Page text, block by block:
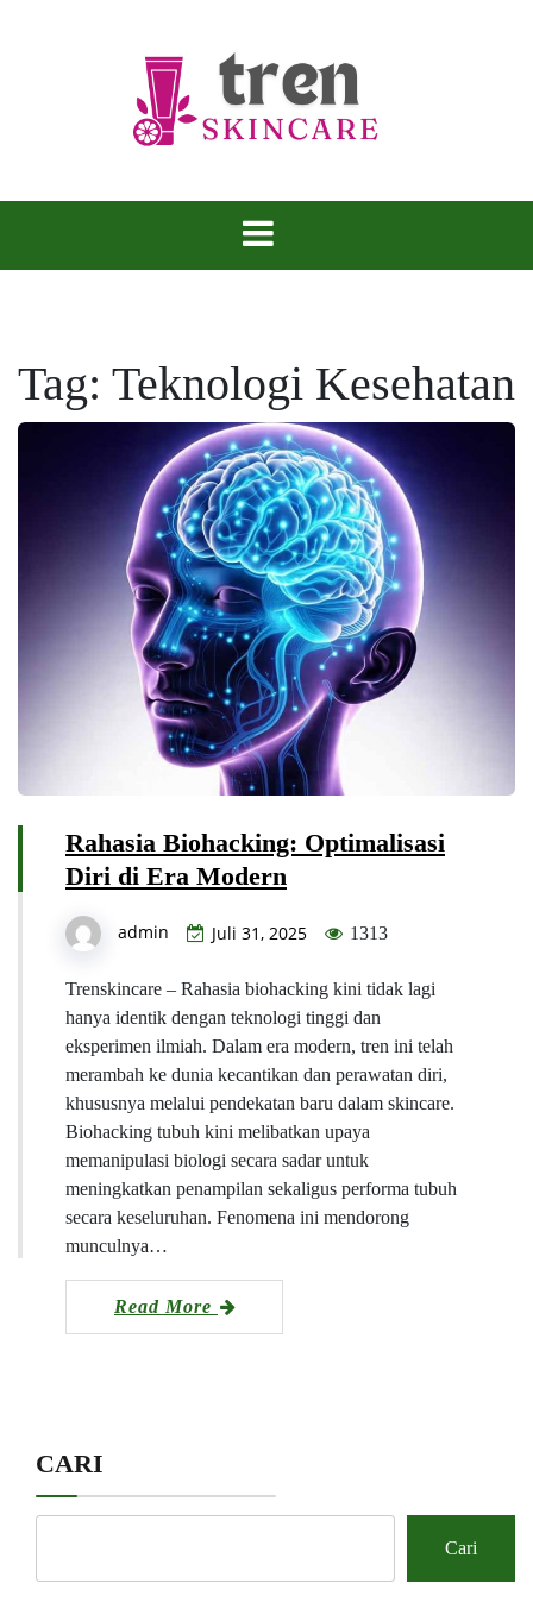
Tren Skincare
Tag: Teknologi Kesehatan
Rahasia Biohacking: Optimalisasi
Diri di Era Modern
admin Juli 31, 2025 1313
Trenskincare – Rahasia biohacking kini tidak lagi
hanya identik dengan teknologi tinggi dan
eksperimen ilmiah. Dalam era modern, tren ini telah
merambah ke dunia kecantikan dan perawatan diri,
khususnya melalui pendekatan baru dalam skincare.
Biohacking tubuh kini melibatkan upaya
memanipulasi biologi secara sadar untuk
meningkatkan penampilan sekaligus performa tubuh
secara keseluruhan. Fenomena ini mendorong
munculnya…
Read More
CARI
Cari